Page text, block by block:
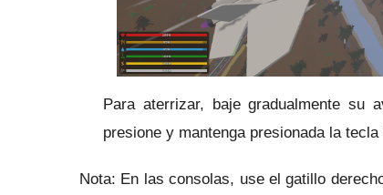
Para aterrizar, baje gradualmente su
presione y mantenga presionada la
Nota: En las consolas, use el gatillo